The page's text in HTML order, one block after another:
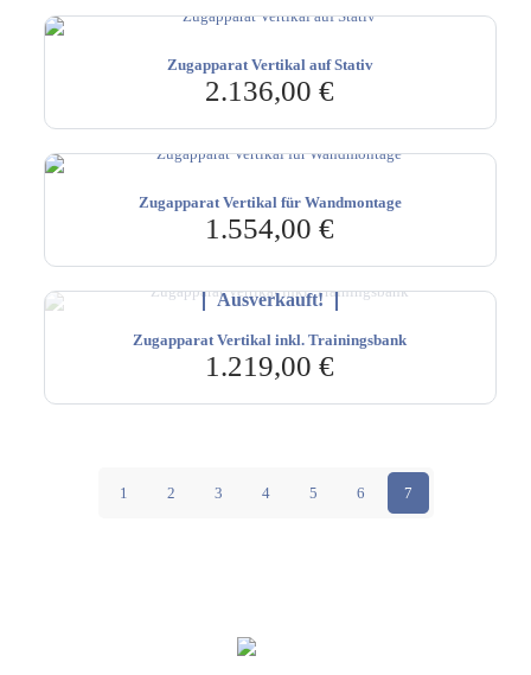
Zugapparat Vertikal auf Stativ
2.136,00€
Zugapparat Vertikal für Wandmontage
1.554,00€
Ausverkauft!
Zugapparat Vertikal inkl. Trainingsbank
1.219,00€
1 2 3 4 5 6 7